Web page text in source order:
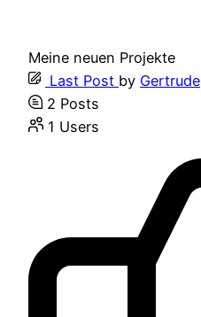
Meine neuen Projekte
Last Post by Gertrude
2 Posts
1 Users